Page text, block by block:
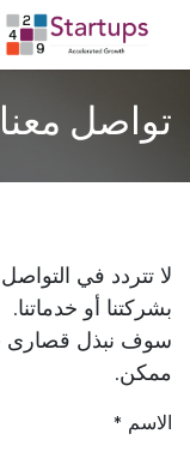
تخطي للذهاب إلى
تواصل معنا
لا تتردد في
بشركتنا أو خدماتنا.
سوف نبذل قصارى
ممكن.
الاسم *